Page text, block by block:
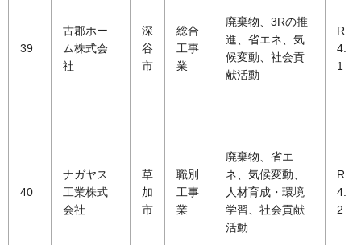
39
古郡ホー
ム株式会
社
深
谷
市
総合
工事
業
廃棄物、3Rの推
進、省エネ、気
候変動、社会貢
献活動
R
4.
1
40
ナガヤス
工業株式
会社
草
加
市
職別
工事
業
廃棄物、省エ
ネ、気候変動、
人材育成・環境
学習、社会貢献
活動
R
4.
2